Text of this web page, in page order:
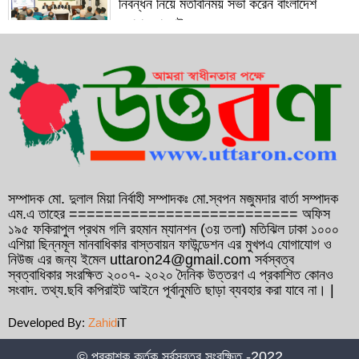
নিবন্ধন নিয়ে মতবিনিময় সভা করেন বাংলাদেশ
দূতাবাস বাহরাইন
কামনায় বাহরাইনে দোয়া মাহফিল অনুষ্ঠিত
১২ বছরের সফল যাত্রা শেষে ১৩ বছরে পদার্পণ
করেছেন ফেনী ইউনিভার্সিটি
আউয়াল মিন্টুর গাড়ি বহরে হামলা, আহত ১০
কুমিল্লা সদর- ৬ আসনে হাজী আমিন উর রশিদ
ইয়াছিনকে মনোনয়ন দেওয়ার দাবিতে ফ্রান্সে সংবাদ
সম্মেলন
জন্য সচেতনতামূলক মোবাইল কনস্যুলার ক্যাম্পের
আয়োজন
সম্পাদক মো. দুলাল মিয়া নির্বাহী সম্পাদকঃ মো.স্বপন মজুমদার বার্তা সম্পাদক
এম.এ তাহের ========================== অফিস
১৯৫ ফকিরাপুল প্রথম গলি রহমান ম্যানশন (৩য় তলা) মতিঝিল ঢাকা ১০০০
এশিয়া ছিন্নমূল মানবাধিকার বাস্তবায়ন ফাউন্ডেশন এর মুখপএ যোগাযোগ ও
নিউজ এর জন্য ইমেল uttaron24@gmail.com সর্বস্বত্ব
স্বত্বাধিকার সংরক্ষিত ২০০৭- ২০২০ দৈনিক উত্তরণ এ প্রকাশিত কোনও
সংবাদ. তথ্য.ছবি কপিরাইট আইনে পূর্বানুমতি ছাড়া ব্যবহার করা যাবে না। |
Developed By: ZahidiT